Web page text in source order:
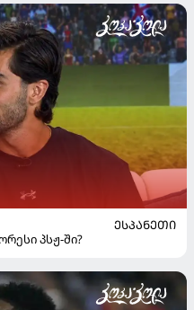
ᲔᲡᲞᲐᲜᲔᲗᲘ
პსჟ-ში?